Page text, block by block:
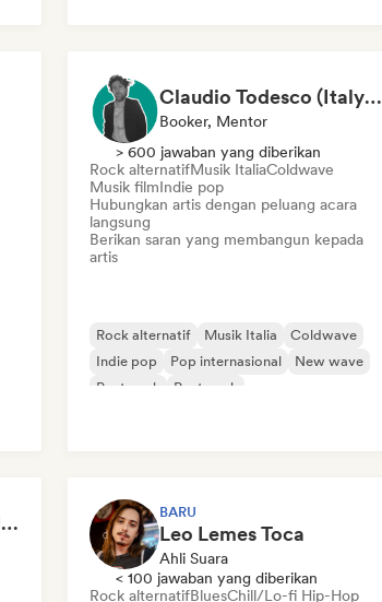
Claudio Todesco (Italy & Japan focus)
Booker, Mentor
> 600 jawaban yang diberikan
Rock alternatifMusik ItaliaColdwave
Musik filmIndie pop
Hubungkan artis dengan peluang acara
langsung
Berikan saran yang membangun kepada
artis
Rock alternatif Musik Italia
Coldwave
Indie pop
Pop internasional
New wave
Post-rock
Post-rock
SmashTone Studio — Julien Meirone BARU
Leo Lemes Toca
Ahli Suara
< 100 jawaban yang diberikan
Rock alternatifBluesChill/Lo-fi Hip-Hop